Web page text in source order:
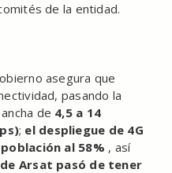
de la entidad.
asegura que
pasando la
de 4,5 a 14
; el despliegue de 4G
al 58% , así
Arsat pasó de tener